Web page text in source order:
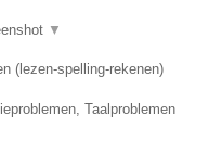
▼
(lezen-spelling-rekenen)
Taalproblemen